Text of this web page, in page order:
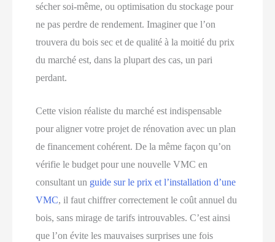
sécher soi-même, ou optimisation du stockage pour
ne pas perdre de rendement. Imaginer que l’on
trouvera du bois sec et de qualité à la moitié du prix
du marché est, dans la plupart des cas, un pari
perdant.
Cette vision réaliste du marché est indispensable
pour aligner votre projet de rénovation avec un plan
de financement cohérent. De la même façon qu’on
vérifie le budget pour une nouvelle VMC en
consultant un guide sur le prix et l’installation d’une
VMC, il faut chiffrer correctement le coût annuel du
bois, sans mirage de tarifs introuvables. C’est ainsi
que l’on évite les mauvaises surprises une fois